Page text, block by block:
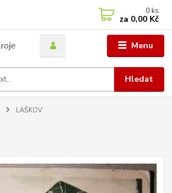
Menu
Hledat
0 ks
za 0,00 Kč
LAŠKOV